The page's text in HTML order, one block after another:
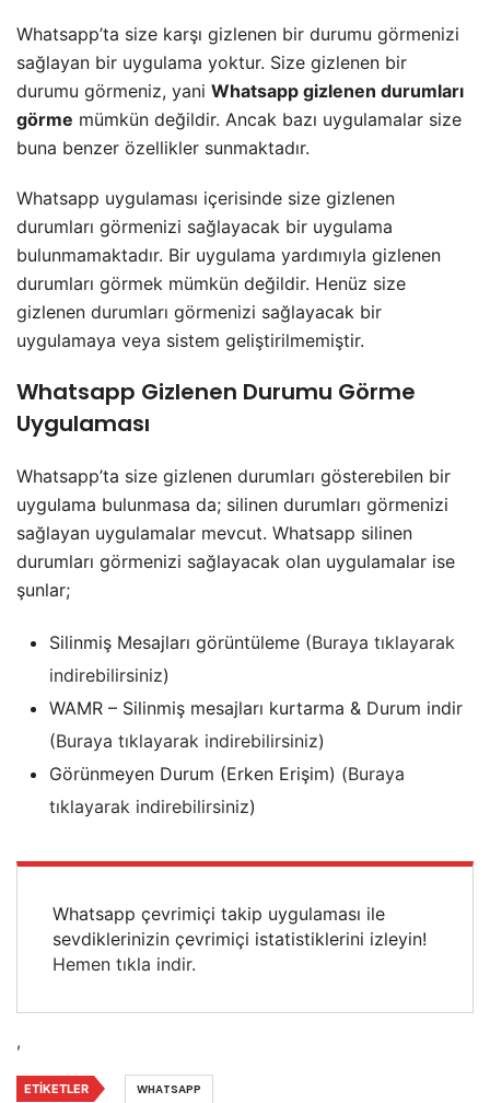
Whatsapp’ta size karşı gizlenen bir durumu görmenizi
sağlayan bir uygulama yoktur. Size gizlenen bir
durumu görmeniz, yani Whatsapp gizlenen durumları
görme mümkün değildir. Ancak bazı uygulamalar size
buna benzer özellikler sunmaktadır.
Whatsapp uygulaması içerisinde size gizlenen
durumları görmenizi sağlayacak bir uygulama
bulunmamaktadır. Bir uygulama yardımıyla gizlenen
durumları görmek mümkün değildir. Henüz size
gizlenen durumları görmenizi sağlayacak bir
uygulamaya veya sistem geliştirilmemiştir.
Whatsapp Gizlenen Durumu Görme
Uygulaması
Whatsapp’ta size gizlenen durumları gösterebilen bir
uygulama bulunmasa da; silinen durumları görmenizi
sağlayan uygulamalar mevcut. Whatsapp silinen
durumları görmenizi sağlayacak olan uygulamalar ise
şunlar;
Silinmiş Mesajları görüntüleme (Buraya tıklayarak
indirebilirsiniz)
WAMR – Silinmiş mesajları kurtarma & Durum indir
(Buraya tıklayarak indirebilirsiniz)
Görünmeyen Durum (Erken Erişim) (Buraya
tıklayarak indirebilirsiniz)
Whatsapp çevrimiçi takip uygulaması ile
sevdiklerinizin çevrimiçi istatistiklerini izleyin!
Hemen tıkla indir.
,
ETIKETLER WHATSAPP